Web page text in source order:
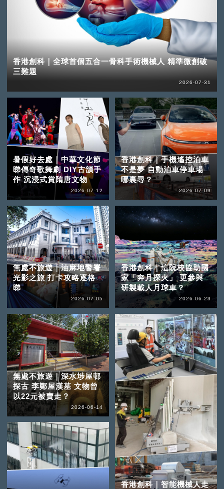
香港創科｜全球首個五合一骨科手術機械人 精準微創破
三難題
2026-07-31
暑假好去處｜中華文化節
睇傳奇歌舞劇 DIY古韻手
作 沉浸式賞隋唐文物
2026-07-12
香港創科｜手機遙控泊車
不是夢 自動泊車停車場
哪裏尋？
2026-07-09
無處不旅遊｜油麻地警署
光影之旅 打卡攻略逐格
睇
2026-07-05
香港創科｜這院校協助國
家「奔月探火」 更參與
研製載人月球車？
2026-06-23
無處不旅遊｜深水埗屋邨
探古 李鄭屋漢墓 文物曾
以22元被賣走？
2026-06-14
香港創科｜智能機械人走